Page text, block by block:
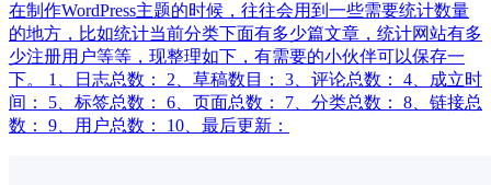
在制作WordPress主题的时候，往往会用到一些需要统计数量
的地方，比如统计当前分类下面有多少篇文章，统计网站有多
少注册用户等等，现整理如下，有需要的小伙伴可以保存一
下。 1、日志总数： 2、草稿数目： 3、评论总数： 4、成立时
间： 5、标签总数： 6、页面总数： 7、分类总数： 8、链接总
数： 9、用户总数： 10、最后更新：